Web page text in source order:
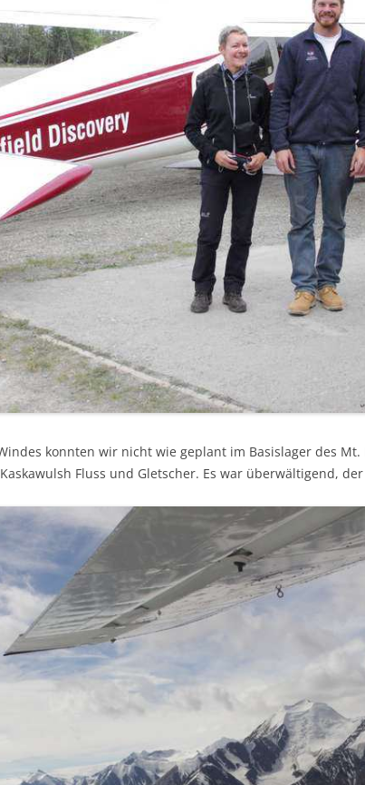
konnten wir nicht wie geplant im Basislager des
Fluss und Gletscher. Es war überwältigend,